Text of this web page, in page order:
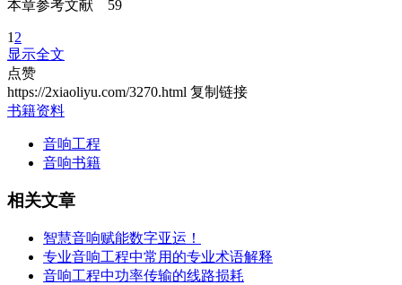
本章参考文献 59
1 2
显示全文
点赞
https://2xiaoliyu.com/3270.html 复制链接
书籍资料
音响工程
音响书籍
相关文章
智慧音响赋能数字亚运！
专业音响工程中常用的专业术语解释
音响工程中功率传输的线路损耗